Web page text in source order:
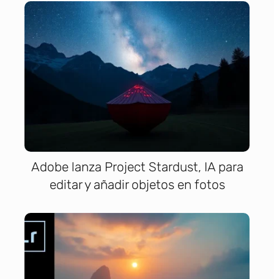
Adobe lanza Project Stardust, IA para
editar y añadir objetos en fotos